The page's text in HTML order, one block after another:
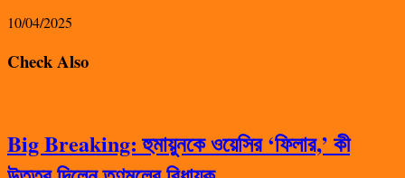
10/04/2025
Check Also
Big Breaking: হুমায়ুনকে ওয়েসির ‘ফিলার,’ কী